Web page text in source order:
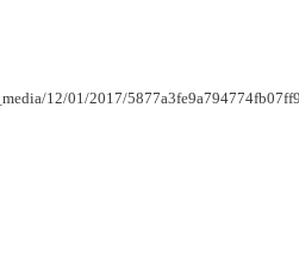
12/01/2017/